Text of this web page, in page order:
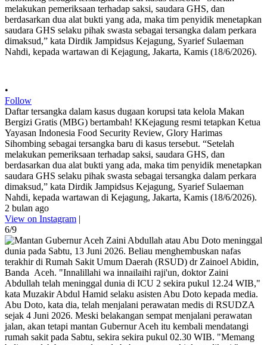
•
Follow
Daftar tersangka dalam kasus dugaan korupsi tata kelola Makan
Bergizi Gratis (MBG) bertambah! KKejagung resmi tetapkan Ketua
Yayasan Indonesia Food Security Review, Glory Harimas
Sihombing sebagai tersangka baru di kasus tersebut. “Setelah
melakukan pemeriksaan terhadap saksi, saudara GHS, dan
berdasarkan dua alat bukti yang ada, maka tim penyidik menetapkan
saudara GHS selaku pihak swasta sebagai tersangka dalam perkara
dimaksud,” kata Dirdik Jampidsus Kejagung, Syarief Sulaeman
Nahdi, kepada wartawan di Kejagung, Jakarta, Kamis (18/6/2026).
2 bulan ago
View on Instagram |
6/9